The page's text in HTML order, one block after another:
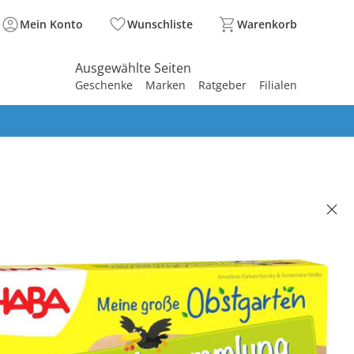
Mein Konto Wunschliste Warenkorb
Ausgewählte Seiten
Geschenke Marken Ratgeber Filialen
€
€